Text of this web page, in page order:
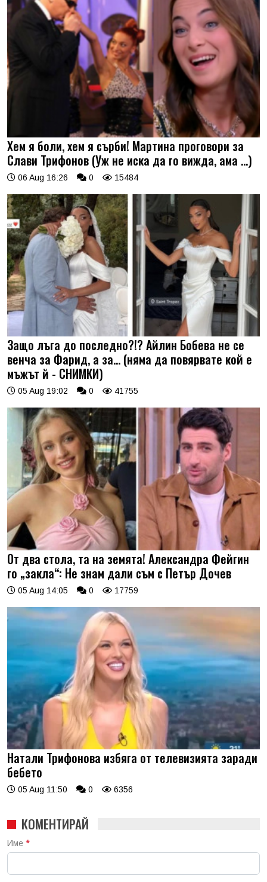
Хем я боли, хем я сърби! Мартина проговори за
Слави Трифонов (Уж не иска да го вижда, ама …)
06 Aug 16:26 0 15484
Защо лъга до последно?!? Айлин Бобева не се
венча за Фарид, а за... (няма да повярвате кой е
мъжът й - СНИМКИ)
05 Aug 19:02 0 41755
От два стола, та на земята! Александра Фейгин
го „закла“: Не знам дали съм с Петър Дочев
05 Aug 14:05 0 17759
Натали Трифонова избяга от телевизията заради
бебето
05 Aug 11:50 0 6356
КОМЕНТИРАЙ
Име *